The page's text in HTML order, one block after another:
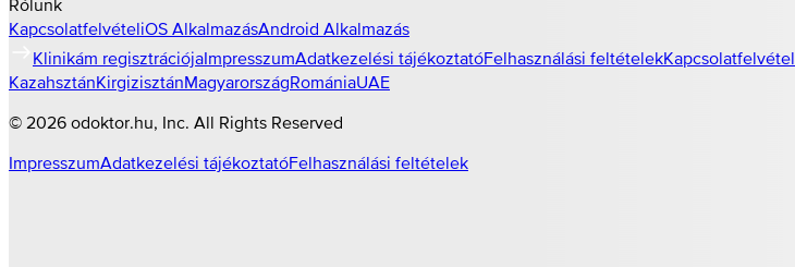
Rólunk
KapcsolatfelvételiOS AlkalmazásAndroid Alkalmazás
Klinikám regisztrációjaImpresszumAdatkezelési tájékoztatóFelhasználási feltételekKapcsolatfelvétel
KazahsztánKirgizisztánMagyarországRomániaUAE
© 2026 odoktor.hu, Inc. All Rights Reserved
ImpresszumAdatkezelési tájékoztatóFelhasználási feltételek